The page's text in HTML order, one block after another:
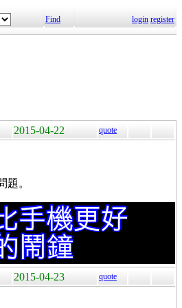
Find login register
2015-04-22 quote
。
2015-04-23 quote